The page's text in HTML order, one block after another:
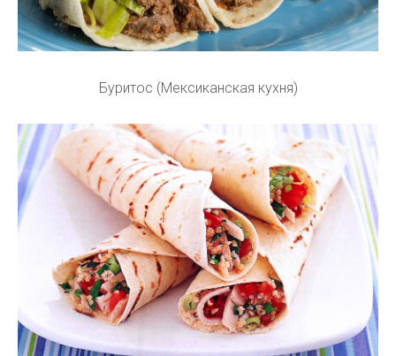
Буритос (Мексиканская кухня)